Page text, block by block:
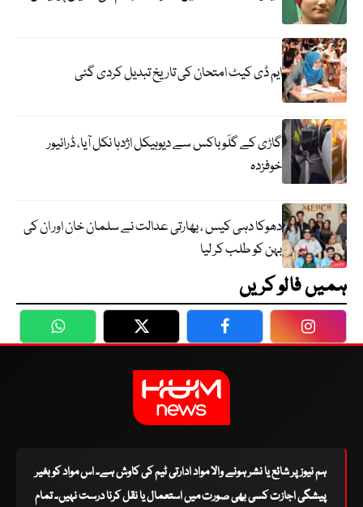
ایم ڈی کیٹ امتحان کی تاریخ تبدیل کردی گئی
گاڑی کے گلَو باکس سے دیوہیکل اژدہا نکل آیا، ڈرائیور
خوفزدہ
دھوکا دہی کیس ، بھارتی عدالت نے سلمان خان اور ان کی
بہن کو طلب کر لیا
ہمیں فالو کریں
WhatsApp Twitter Facebook
ہم نیوز پر شائع یا نشر ہونے والا مواد ادارتی ٹیم کی کاوش ہے۔ اس مواد کو بغیر
پیشگی اجازت کسی بھی صورت میں استعمال یا نقل کرنا درست نہیں۔ تمام